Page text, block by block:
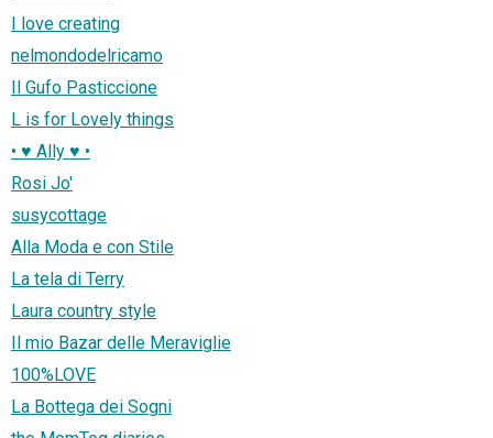
I love creating
nelmondodelricamo
Il Gufo Pasticcione
L is for Lovely things
• ♥ Ally ♥ •
Rosi Jo'
susycottage
Alla Moda e con Stile
La tela di Terry
Laura country style
Il mio Bazar delle Meraviglie
100%LOVE
La Bottega dei Sogni